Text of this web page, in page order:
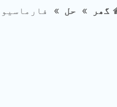
گھر » حل »